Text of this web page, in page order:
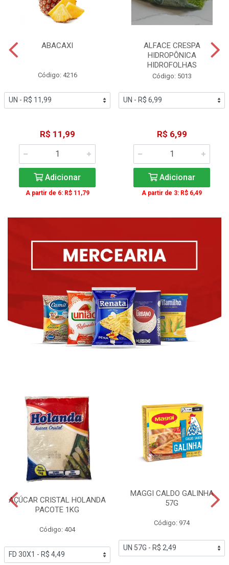
ABACAXI
Código: 4216
R$ 11,99
Adicionar
A partir de 6: R$ 11,79
ALFACE CRESPA
HIDROPÔNICA
HIDROFOLHAS
Código: 5013
R$ 6,99
Adicionar
A partir de 3: R$ 6,49
AÇÚCAR CRISTAL HOLANDA
PACOTE 1KG
Código: 404
MAGGI CALDO GALINHA
57G
Código: 974